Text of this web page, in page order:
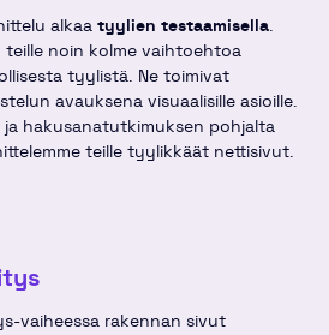
alkaatyylien testaamisella.
teille noin kolme vaihtoehtoa
tyylistä. Ne toimivat
avauksena visuaalisille asioille.
ja hakusanatutkimuksen pohjalta
teille tyylikkäät nettisivut.
vaiheessa rakennan sivut